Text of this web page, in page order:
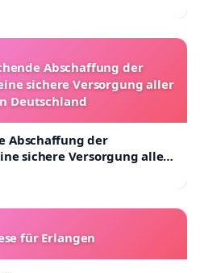
Abschaffung der
sichere Versorgung aller
Deutschland
Abschaffung der
sichere Versorgung aller
für Erlangen